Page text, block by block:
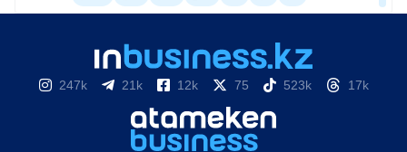
247k 21k 12k 75 523k 17k